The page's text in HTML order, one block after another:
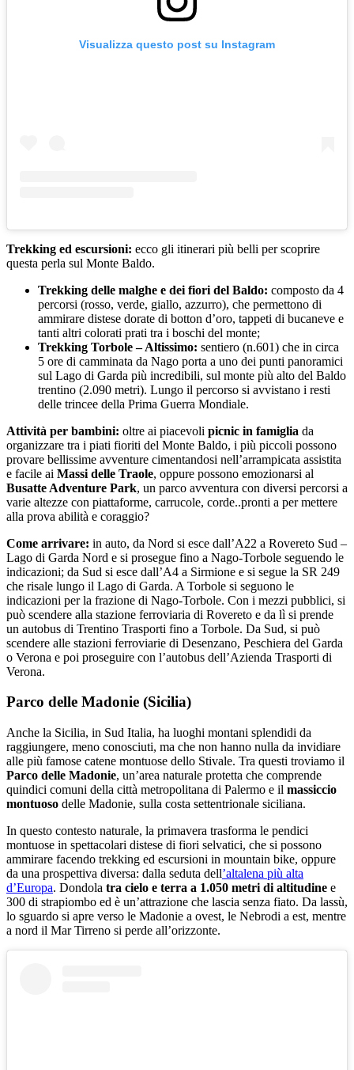
Visualizza questo post su Instagram
Trekking ed escursioni: ecco gli itinerari più belli per scoprire
questa perla sul Monte Baldo.
Trekking delle malghe e dei fiori del Baldo: composto da 4
percorsi (rosso, verde, giallo, azzurro), che permettono di
ammirare distese dorate di botton d’oro, tappeti di bucaneve e
tanti altri colorati prati tra i boschi del monte;
Trekking Torbole – Altissimo: sentiero (n.601) che in circa
5 ore di camminata da Nago porta a uno dei punti panoramici
sul Lago di Garda più incredibili, sul monte più alto del Baldo
trentino (2.090 metri). Lungo il percorso si avvistano i resti
delle trincee della Prima Guerra Mondiale.
Attività per bambini: oltre ai piacevoli picnic in famiglia da
organizzare tra i piati fioriti del Monte Baldo, i più piccoli possono
provare bellissime avventure cimentandosi nell’arrampicata assistita
e facile ai Massi delle Traole, oppure possono emozionarsi al
Busatte Adventure Park, un parco avventura con diversi percorsi a
varie altezze con piattaforme, carrucole, corde..pronti a per mettere
alla prova abilità e coraggio?
Come arrivare: in auto, da Nord si esce dall’A22 a Rovereto Sud –
Lago di Garda Nord e si prosegue fino a Nago-Torbole seguendo le
indicazioni; da Sud si esce dall’A4 a Sirmione e si segue la SR 249
che risale lungo il Lago di Garda. A Torbole si seguono le
indicazioni per la frazione di Nago-Torbole. Con i mezzi pubblici, si
può scendere alla stazione ferroviaria di Rovereto e da lì si prende
un autobus di Trentino Trasporti fino a Torbole. Da Sud, si può
scendere alle stazioni ferroviarie di Desenzano, Peschiera del Garda
o Verona e poi proseguire con l’autobus dell’Azienda Trasporti di
Verona.
Parco delle Madonie (Sicilia)
Anche la Sicilia, in Sud Italia, ha luoghi montani splendidi da
raggiungere, meno conosciuti, ma che non hanno nulla da invidiare
alle più famose catene montuose dello Stivale. Tra questi troviamo il
Parco delle Madonie, un’area naturale protetta che comprende
quindici comuni della città metropolitana di Palermo e il massiccio
montuoso delle Madonie, sulla costa settentrionale siciliana.
In questo contesto naturale, la primavera trasforma le pendici
montuose in spettacolari distese di fiori selvatici, che si possono
ammirare facendo trekking ed escursioni in mountain bike, oppure
da una prospettiva diversa: dalla seduta dell’altalena più alta
d’Europa. Dondola tra cielo e terra a 1.050 metri di altitudine e
300 di strapiombo ed è un’attrazione che lascia senza fiato. Da lassù,
lo sguardo si apre verso le Madonie a ovest, le Nebrodi a est, mentre
a nord il Mar Tirreno si perde all’orizzonte.